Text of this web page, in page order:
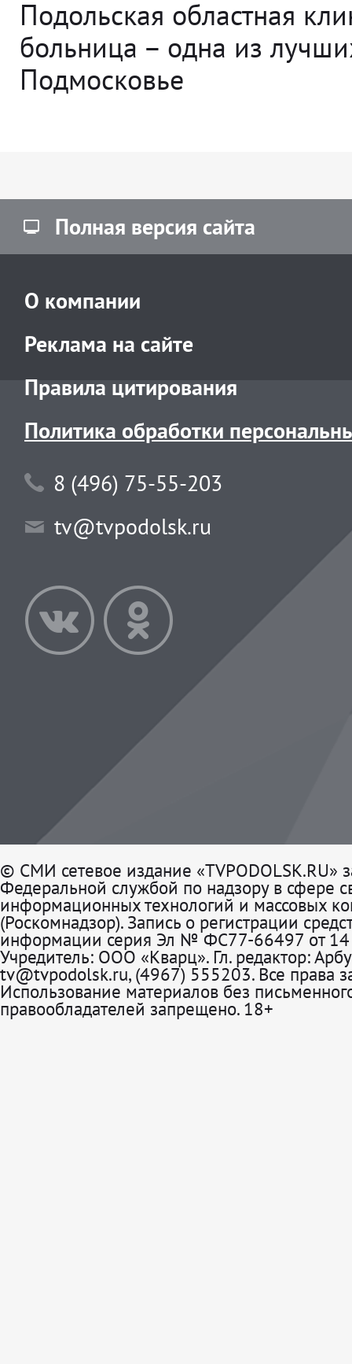
Подольская областная
больница – одна из
Подмосковье
Полная версия сайта
О компании
Реклама на сайте
Правила цитирования
Политика обработки
8 (496) 75-55-203
tv@tvpodolsk.ru
© СМИ сетевое издание «TVPODOLSK.RU»
Федеральной службой по надзору в сфере
информационных технологий и массовых
(Роскомнадзор). Запись о регистрации
информации серия Эл № ФС77-66497 от 14
Учредитель: ООО «Кварц». Гл. редактор:
tv@tvpodolsk.ru, (4967) 555203. Все права
Использование материалов без
правообладателей запрещено. 18+